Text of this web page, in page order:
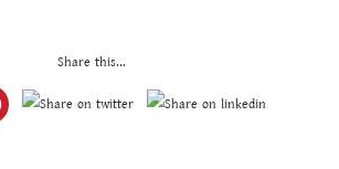
Share this...